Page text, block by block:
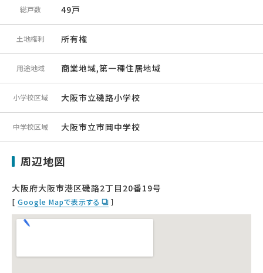
総戸数 49戸
土地権利 所有権
用途地域 商業地域,第一種住居地域
小学校区域 大阪市立磯路小学校
中学校区域 大阪市立市岡中学校
周辺地図
大阪府大阪市港区磯路2丁目20番19号
[ Google Mapで表示する ］